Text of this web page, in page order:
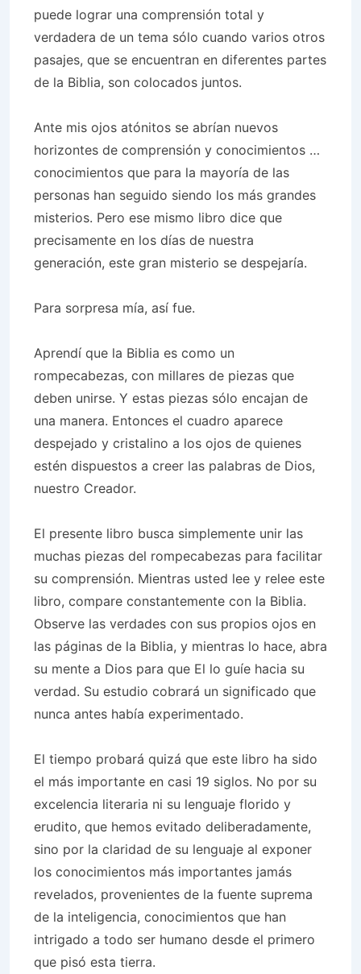
puede lograr una comprensión total y
verdadera de un tema sólo cuando varios otros
pasajes, que se encuentran en diferentes partes
de la Biblia, son colocados juntos.
Ante mis ojos atónitos se abrían nuevos
horizontes de comprensión y conocimientos …
conocimientos que para la mayoría de las
personas han seguido siendo los más grandes
misterios. Pero ese mismo libro dice que
precisamente en los días de nuestra
generación, este gran misterio se despejaría.
Para sorpresa mía, así fue.
Aprendí que la Biblia es como un
rompecabezas, con millares de piezas que
deben unirse. Y estas piezas sólo encajan de
una manera. Entonces el cuadro aparece
despejado y cristalino a los ojos de quienes
estén dispuestos a creer las palabras de Dios,
nuestro Creador.
El presente libro busca simplemente unir las
muchas piezas del rompecabezas para facilitar
su comprensión. Mientras usted lee y relee este
libro, compare constantemente con la Biblia.
Observe las verdades con sus propios ojos en
las páginas de la Biblia, y mientras lo hace, abra
su mente a Dios para que El lo guíe hacia su
verdad. Su estudio cobrará un significado que
nunca antes había experimentado.
El tiempo probará quizá que este libro ha sido
el más importante en casi 19 siglos. No por su
excelencia literaria ni su lenguaje florido y
erudito, que hemos evitado deliberadamente,
sino por la claridad de su lenguaje al exponer
los conocimientos más importantes jamás
revelados, provenientes de la fuente suprema
de la inteligencia, conocimientos que han
intrigado a todo ser humano desde el primero
que pisó esta tierra.